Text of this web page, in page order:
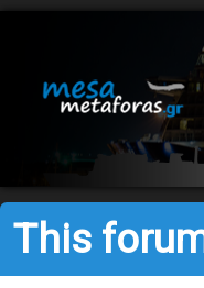
This